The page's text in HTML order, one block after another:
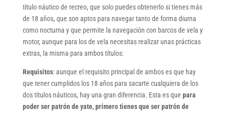
título náutico de recreo, que solo puedes obtenerlo si tienes más
de 18 años, que son aptos para navegar tanto de forma diurna
como nocturna y que permite la navegación con barcos de vela y
motor, aunque para los de vela necesitas realizar unas prácticas
extras, la misma para ambos títulos:
Requisitos: aunque el requisito principal de ambos es que hay
que tener cumplidos los 18 años para sacarte cualquiera de los
dos títulos náuticos, hay una gran diferencia. Esta es que para
poder ser patrón de yate, primero tienes que ser patrón de